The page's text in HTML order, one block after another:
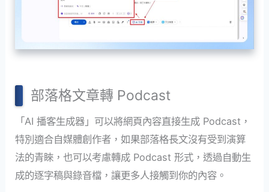
部落格文章轉 Podcast
「AI 播客生成器」可以將網頁內容直接生成 Podcast，
特別適合自媒體創作者，如果部落格長文沒有受到演算
法的青睞，也可以考慮轉成 Podcast 形式，透過自動生
成的逐字稿與錄音檔，讓更多人接觸到你的內容。